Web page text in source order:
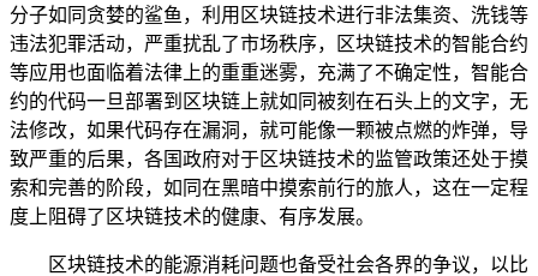
分子如同贪婪的鲨鱼，利用区块链技术进行非法集资、洗钱等
违法犯罪活动，严重扰乱了市场秩序，区块链技术的智能合约
等应用也面临着法律上的重重迷雾，充满了不确定性，智能合
约的代码一旦部署到区块链上就如同被刻在石头上的文字，无
法修改，如果代码存在漏洞，就可能像一颗被点燃的炸弹，导
致严重的后果，各国政府对于区块链技术的监管政策还处于摸
索和完善的阶段，如同在黑暗中摸索前行的旅人，这在一定程
度上阻碍了区块链技术的健康、有序发展。
区块链技术的能源消耗问题也备受社会各界的争议，以比